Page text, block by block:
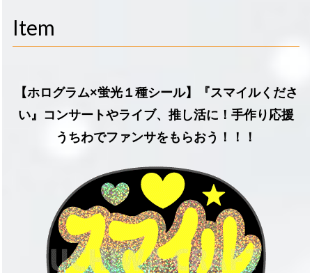
Item
【ホログラム×蛍光１種シール】『スマイルくださ
い』コンサートやライブ、推し活に！手作り応援
うちわでファンサをもらおう！！！